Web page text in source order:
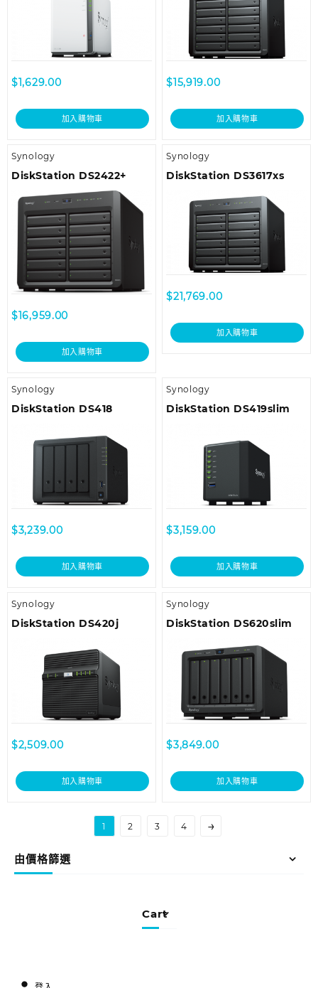
由價格篩選
Cart
$1,629.00
加入購物車
$15,919.00
加入購物車
Synology
DiskStation DS2422+
$16,959.00
加入購物車
Synology
DiskStation DS3617xs
$21,769.00
加入購物車
Synology
DiskStation DS418
$3,239.00
加入購物車
Synology
DiskStation DS419slim
$3,159.00
加入購物車
Synology
DiskStation DS420j
$2,509.00
加入購物車
Synology
DiskStation DS620slim
$3,849.00
加入購物車
1 2 3 4 →